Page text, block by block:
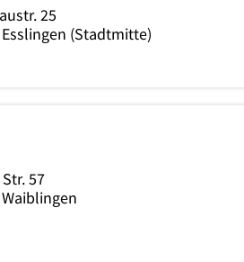
25
Esslingen (Stadtmitte)
57
Waiblingen